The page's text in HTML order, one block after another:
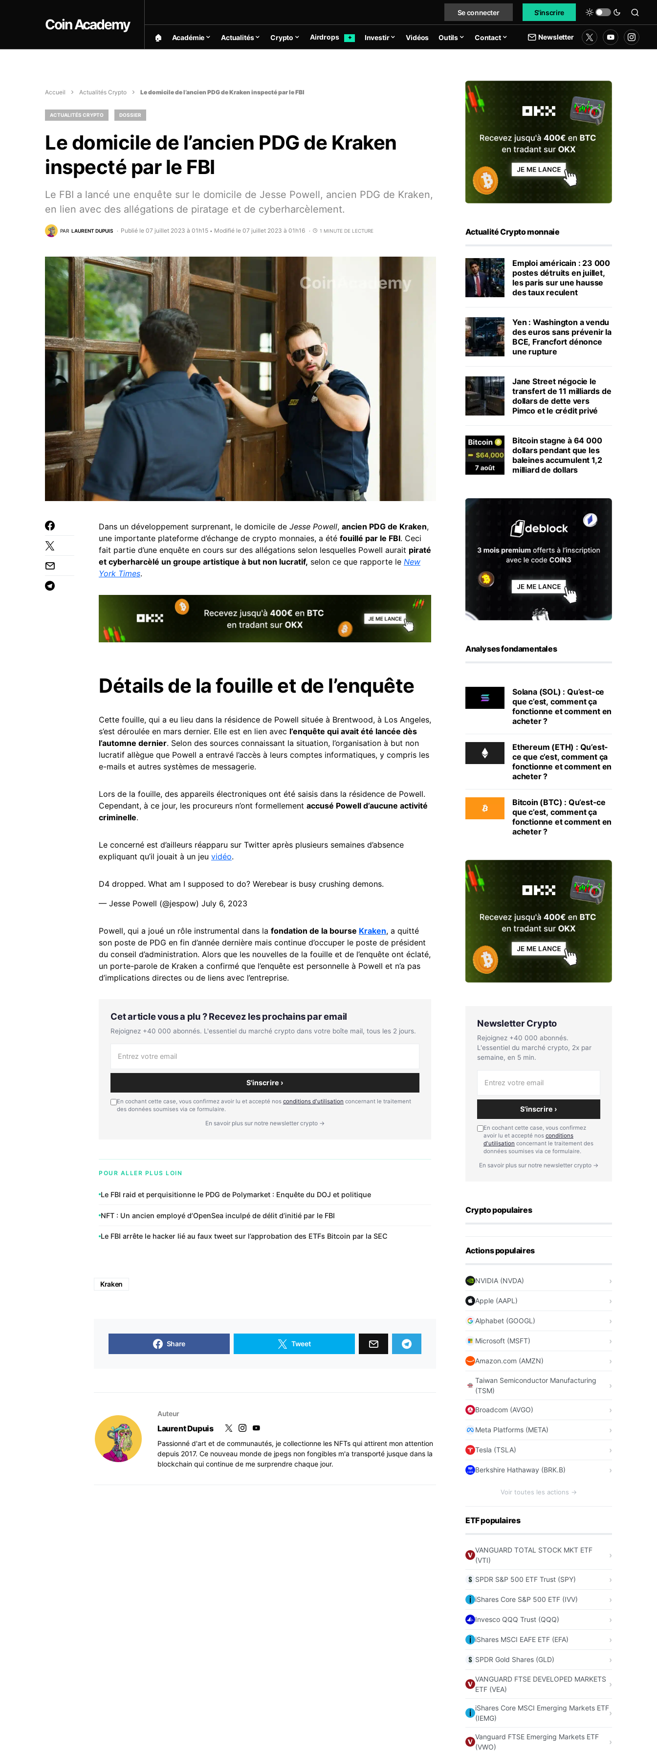
Coin Academy
Se connecter S'inscrire
🏠︎ Académie Actualités Crypto Airdrops ✦ Investir Vidéos Outils Contact Newsletter
Accueil Actualités Crypto Le domicile de l’ancien PDG de Kraken inspecté par le FBI
ACTUALITÉS CRYPTO DOSSIER
Le domicile de l’ancien PDG de Kraken
inspecté par le FBI
Le FBI a lancé une enquête sur le domicile de Jesse Powell, ancien PDG de Kraken,
en lien avec des allégations de piratage et de cyberharcèlement.
PAR LAURENT DUPUIS Publié le 07 juillet 2023 à 01h15 • Modifié le 07 juillet 2023 à 01h16 1 MINUTE DE LECTURE
Dans un développement surprenant, le domicile de Jesse Powell, ancien PDG de Kraken,
une importante plateforme d’échange de crypto monnaies, a été fouillé par le FBI. Ceci
fait partie d’une enquête en cours sur des allégations selon lesquelles Powell aurait piraté
et cyberharcèlé un groupe artistique à but non lucratif, selon ce que rapporte le New
York Times.
Détails de la fouille et de l’enquête
Cette fouille, qui a eu lieu dans la résidence de Powell située à Brentwood, à Los Angeles,
s’est déroulée en mars dernier. Elle est en lien avec l’enquête qui avait été lancée dès
l’automne dernier. Selon des sources connaissant la situation, l’organisation à but non
lucratif allègue que Powell a entravé l’accès à leurs comptes informatiques, y compris les
e-mails et autres systèmes de messagerie.
Lors de la fouille, des appareils électroniques ont été saisis dans la résidence de Powell.
Cependant, à ce jour, les procureurs n’ont formellement accusé Powell d’aucune activité
criminelle.
Le concerné est d’ailleurs réapparu sur Twitter après plusieurs semaines d’absence
expliquant qu’il jouait à un jeu vidéo.
D4 dropped. What am I supposed to do? Werebear is busy crushing demons.
— Jesse Powell (@jespow) July 6, 2023
Powell, qui a joué un rôle instrumental dans la fondation de la bourse Kraken, a quitté
son poste de PDG en fin d’année dernière mais continue d’occuper le poste de président
du conseil d’administration. Alors que les nouvelles de la fouille et de l’enquête ont éclaté,
un porte-parole de Kraken a confirmé que l’enquête est personnelle à Powell et n’a pas
d’implications directes ou de liens avec l’entreprise.
Cet article vous a plu ? Recevez les prochains par email
Rejoignez +40 000 abonnés. L'essentiel du marché crypto dans votre boîte mail, tous les 2 jours.
S'inscrire ›
En cochant cette case, vous confirmez avoir lu et accepté nos conditions d'utilisation concernant le traitement
des données soumises via ce formulaire.
En savoir plus sur notre newsletter crypto →
POUR ALLER PLUS LOIN
Le FBI raid et perquisitionne le PDG de Polymarket : Enquête du DOJ et politique
NFT : Un ancien employé d’OpenSea inculpé de délit d’initié par le FBI
Le FBI arrête le hacker lié au faux tweet sur l’approbation des ETFs Bitcoin par la SEC
Kraken
Share Tweet
Auteur
Laurent Dupuis
Passionné d'art et de communautés, je collectionne les NFTs qui attirent mon attention
depuis 2017. Ce nouveau monde de jpegs non fongibles m'a transporté jusque dans la
blockchain qui continue de me surprendre chaque jour.
Actualité Crypto monnaie
Emploi américain : 23 000
postes détruits en juillet,
les paris sur une hausse
des taux reculent
Yen : Washington a vendu
des euros sans prévenir la
BCE, Francfort dénonce
une rupture
Jane Street négocie le
transfert de 11 milliards de
dollars de dette vers
Pimco et le crédit privé
Bitcoin stagne à 64 000
dollars pendant que les
baleines accumulent 1,2
milliard de dollars
Analyses fondamentales
Solana (SOL) : Qu’est-ce
que c’est, comment ça
fonctionne et comment en
acheter ?
Ethereum (ETH) : Qu’est-
ce que c’est, comment ça
fonctionne et comment en
acheter ?
Bitcoin (BTC) : Qu’est-ce
que c’est, comment ça
fonctionne et comment en
acheter ?
Newsletter Crypto
Rejoignez +40 000 abonnés.
L'essentiel du marché crypto, 2x par
semaine, en 5 min.
S'inscrire ›
En cochant cette case, vous confirmez
avoir lu et accepté nos conditions
d'utilisation concernant le traitement des
données soumises via ce formulaire.
En savoir plus sur notre newsletter crypto →
Crypto populaires
Actions populaires
NVIDIA (NVDA)
Apple (AAPL)
Alphabet (GOOGL)
Microsoft (MSFT)
Amazon.com (AMZN)
Taiwan Semiconductor Manufacturing
(TSM)
Broadcom (AVGO)
Meta Platforms (META)
Tesla (TSLA)
Berkshire Hathaway (BRK.B)
Voir toutes les actions →
ETF populaires
VANGUARD TOTAL STOCK MKT ETF
(VTI)
SPDR S&P 500 ETF Trust (SPY)
iShares Core S&P 500 ETF (IVV)
Invesco QQQ Trust (QQQ)
iShares MSCI EAFE ETF (EFA)
SPDR Gold Shares (GLD)
VANGUARD FTSE DEVELOPED MARKETS
ETF (VEA)
iShares Core MSCI Emerging Markets ETF
(IEMG)
Vanguard FTSE Emerging Markets ETF
(VWO)